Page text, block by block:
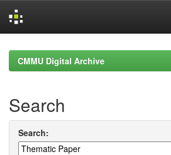
navigationCMMU Digital Archive
Search
Search: